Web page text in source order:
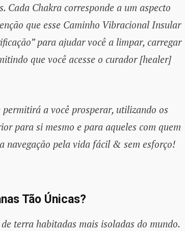
Cada Chakra corresponde a um aspecto
que esse Caminho Vibracional Insular
para ajudar você a limpar, carregar
que você acesse o curador [healer]
a você prosperar, utilizando os
para si mesmo e para aqueles com quem
navegação pela vida fácil & sem esforço!
Tão Únicas?
terra habitadas mais isoladas do mundo.